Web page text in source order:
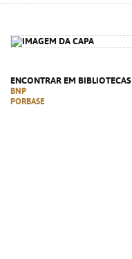
ENCONTRAR EM BIBLIOTECAS
BNP
PORBASE